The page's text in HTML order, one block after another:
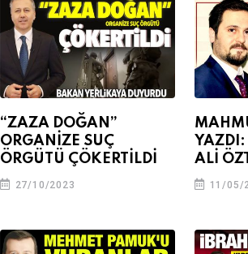
“ZAZA DOĞAN”
ORGANİZE SUÇ
ÖRGÜTÜ ÇÖKERTİLDİ
27/10/2023
ALİ
11/05/